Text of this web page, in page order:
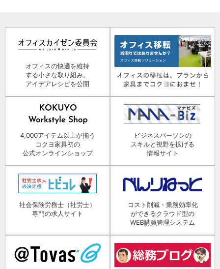
オフィスの快適を維持
する小さな取り組み。
アイデアレシピを公開
4,000アイテム以上が揃う
コクヨ家具初の
公式オンラインショップ
ビジネスパーソンの
スキルと視野を拡げる
情報サイト
社会保険労務士（社労士）
専門の求人サイト
コスト削減・業務効率化
ができるクラウド型の
WEB購買管理システム